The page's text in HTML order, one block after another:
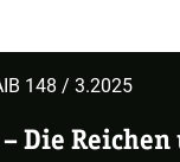
148 / 3.2025
Die Reichen